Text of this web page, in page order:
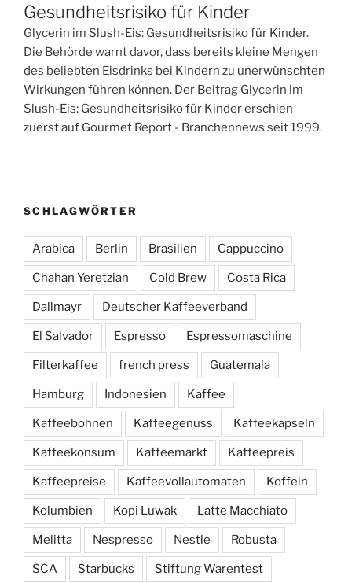
Gesundheitsrisiko für Kinder
Glycerin im Slush-Eis: Gesundheitsrisiko für Kinder.
Die Behörde warnt davor, dass bereits kleine Mengen
des beliebten Eisdrinks bei Kindern zu unerwünschten
Wirkungen führen können. Der Beitrag Glycerin im
Slush-Eis: Gesundheitsrisiko für Kinder erschien
zuerst auf Gourmet Report - Branchennews seit 1999.
SCHLAGWÖRTER
Arabica Berlin Brasilien Cappuccino
Chahan Yeretzian Cold Brew Costa Rica
Dallmayr Deutscher Kaffeeverband
El Salvador Espresso Espressomaschine
Filterkaffee french press Guatemala
Hamburg Indonesien Kaffee
Kaffeebohnen Kaffeegenuss Kaffeekapseln
Kaffeekonsum Kaffeemarkt Kaffeepreis
Kaffeepreise Kaffeevollautomaten Koffein
Kolumbien Kopi Luwak Latte Macchiato
Melitta Nespresso Nestle Robusta
SCA Starbucks Stiftung Warentest